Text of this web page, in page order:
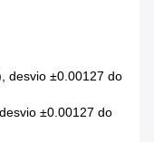
desvio ±0.00127 do
±0.00127 do